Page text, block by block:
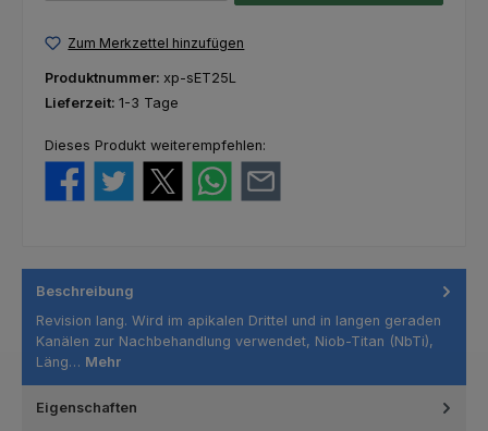
Zum Merkzettel hinzufügen
Produktnummer: xp-sET25L
Lieferzeit: 1-3 Tage
Dieses Produkt weiterempfehlen:
Beschreibung
Revision lang. Wird im apikalen Drittel und in langen geraden
Kanälen zur Nachbehandlung verwendet, Niob-Titan (NbTi),
Läng… Mehr
Eigenschaften